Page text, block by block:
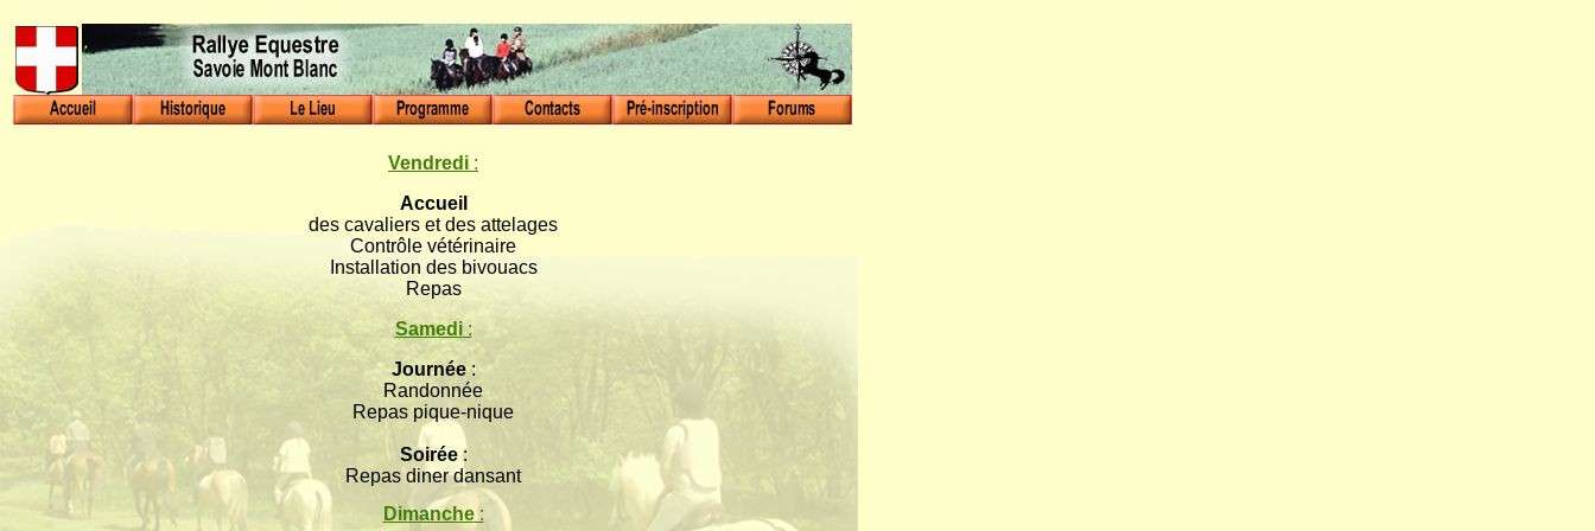
Vendredi :
Accueil
des cavaliers et des attelages
Contrôle vétérinaire
Installation des bivouacs
Repas
Samedi:
Journée:
Randonnée
Repas pique-nique
Soirée:
Repas diner dansant
Dimanche: